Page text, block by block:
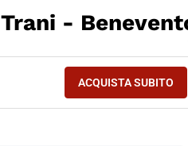
Trani -
TRENO Trani -
ACQUISTA
ACQUISTA SUBITO
TRANI -